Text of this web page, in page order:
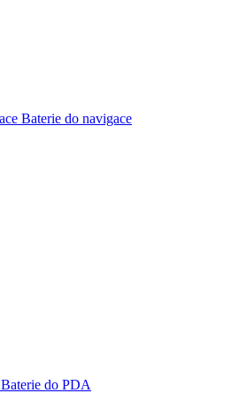
Baterie do navigace
Baterie do PDA